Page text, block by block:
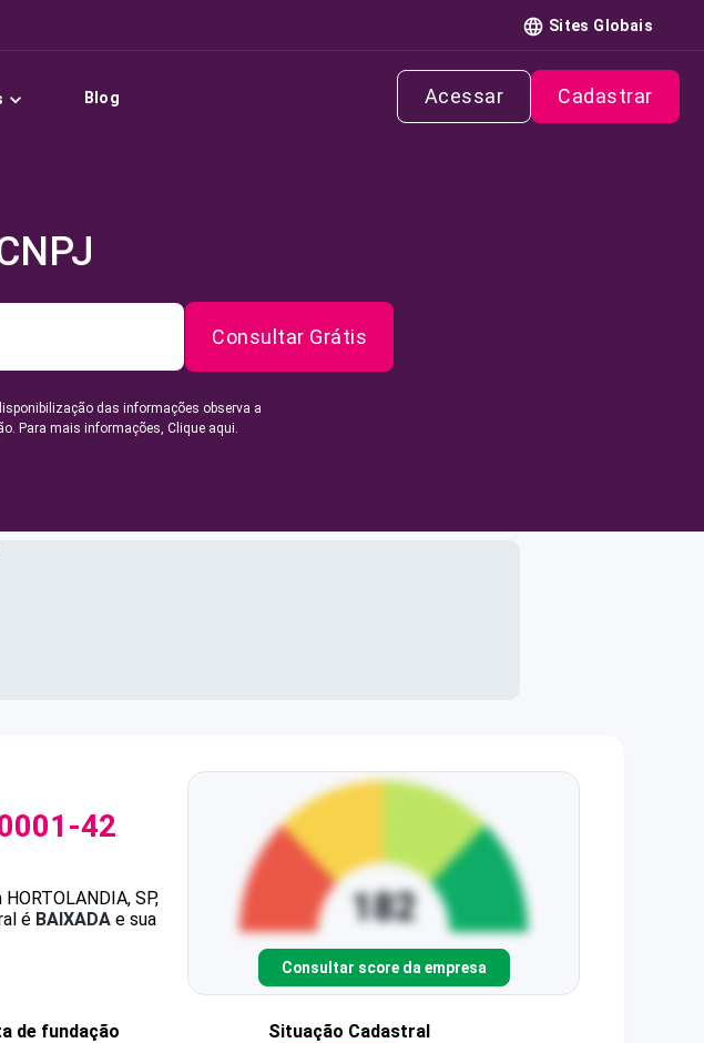
Sites Globais
Blog Acessar Cadastrar
Consultar Grátis
das informações observa a
Para mais informações, Clique aqui.
42
SP,
é BAIXADA e sua
Consultar score da empresa
de fundação
Situação Cadastral